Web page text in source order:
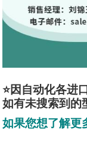
⭐因自动化各进
如有未搜索到的
如果您想了解更